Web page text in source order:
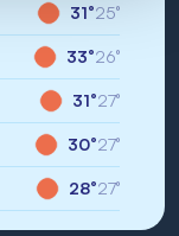
31°25°
33°26°
31°27°
30°27°
28°27°